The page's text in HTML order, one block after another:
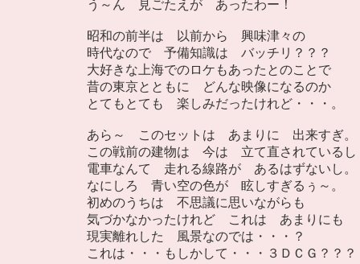
う～ん 見ごたえが あったわー！
昭和の前半は 以前から 興味津々の
時代なので 予備知識は バッチリ？？？
大好きな上海でのロケもあったとのことで
昔の東京とともに どんな映像になるのか
とてもとても 楽しみだったけれど・・・。
あら～ このセットは あまりに 出来すぎ。
この戦前の建物は 今は 立て直されているし
電車なんて 走れる線路が あるはずないし。
なにしろ 青い空の色が 眩しすぎるぅ～。
初めのうちは 不思議に思いながらも
気づかなかったけれど これは あまりにも
現実離れした 風景なのでは・・・？
これは・・・もしかして・・・３ＤＣＧ？？？